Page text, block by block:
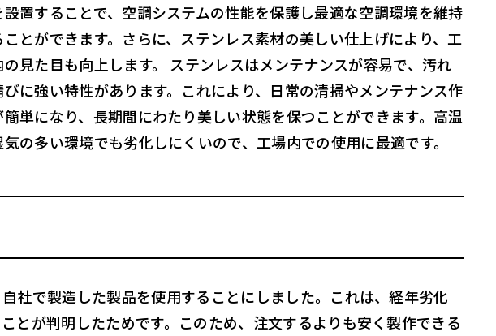
設置することで、空調システムの性能を保護し最適な空調環境を維持
ことができます。さらに、ステンレス素材の美しい仕上げにより、工
の見た目も向上します。 ステンレスはメンテナンスが容易で、汚れ
びに強い特性があります。これにより、日常の清掃やメンテナンス作
簡単になり、長期間にわたり美しい状態を保つことができます。高温
気の多い環境でも劣化しにくいので、工場内での使用に最適です。
社で製造した製品を使用することにしました。これは、経年劣化
とが判明したためです。このため、注文するよりも安く製作できる